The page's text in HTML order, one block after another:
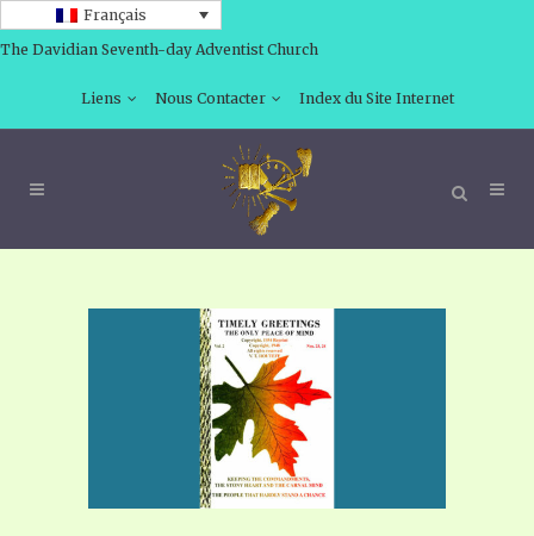
Français
The Davidian Seventh-day Adventist Church
Liens Nous Contacter Index du Site Internet